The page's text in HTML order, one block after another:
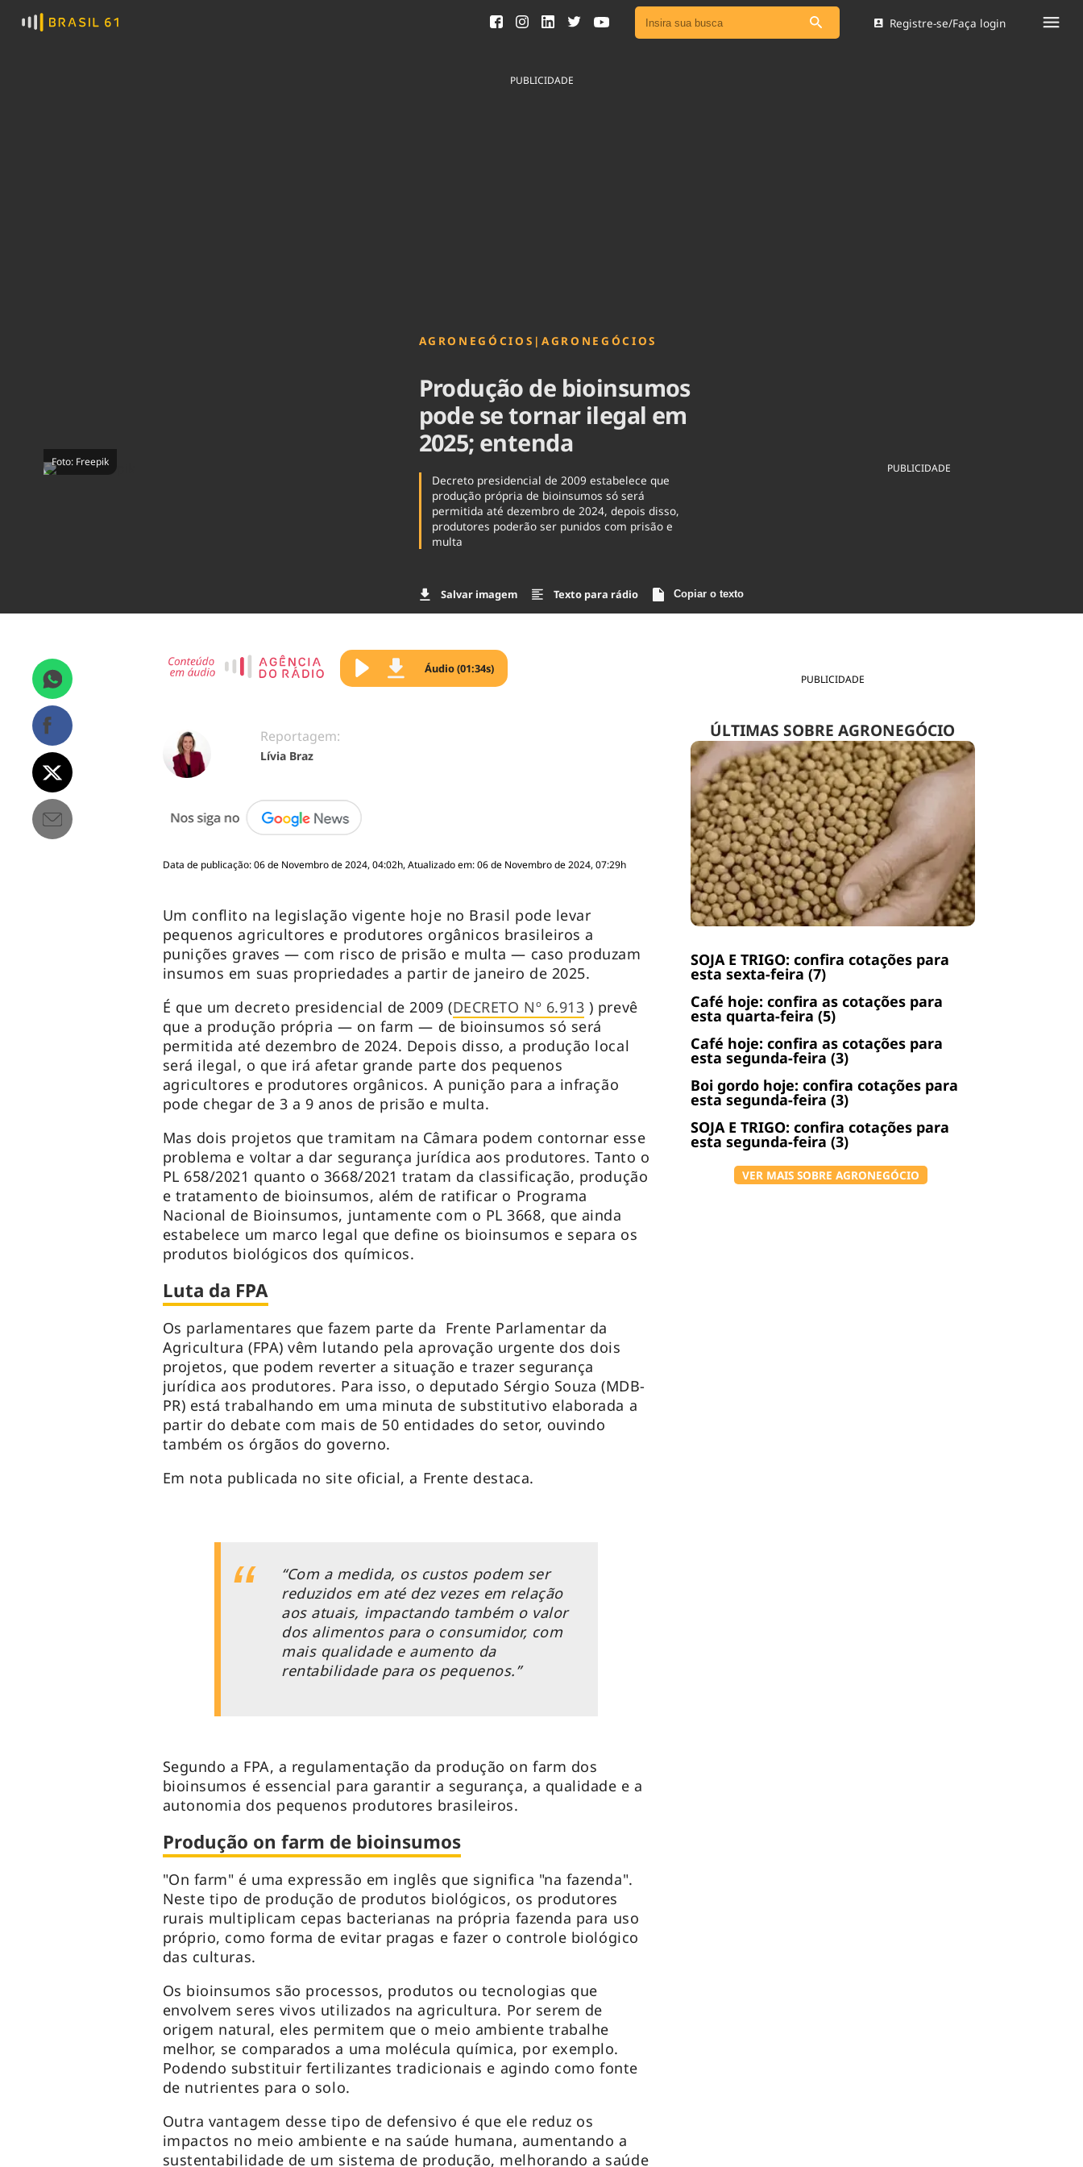
Ver todas as notícias
Brasil
Brasil Mineral
Registre-se/Faça login
PUBLICIDADE
Foto: Freepik
AGRONEGÓCIOS | AGRONEGÓCIOS
Produção de bioinsumos
pode se tornar ilegal em
2025; entenda
Decreto presidencial de 2009 estabelece que
produção própria de bioinsumos só será
permitida até dezembro de 2024, depois disso,
produtores poderão ser punidos com prisão e
multa
Salvar imagem Texto para rádio Copiar o texto
PUBLICIDADE
PUBLICIDADE
ÚLTIMAS SOBRE AGRONEGÓCIO
SOJA E TRIGO: confira cotações para
esta sexta-feira (7)
Café hoje: confira as cotações para
esta quarta-feira (5)
Café hoje: confira as cotações para
esta segunda-feira (3)
Boi gordo hoje: confira cotações para
esta segunda-feira (3)
SOJA E TRIGO: confira cotações para
esta segunda-feira (3)
VER MAIS SOBRE AGRONEGÓCIO
Áudio (01:34s)
Reportagem:
Lívia Braz
Data de publicação: 06 de Novembro de 2024, 04:02h, Atualizado em: 06 de Novembro de 2024, 07:29h
Um conflito na legislação vigente hoje no Brasil pode levar
pequenos agricultores e produtores orgânicos brasileiros a
punições graves — com risco de prisão e multa — caso produzam
insumos em suas propriedades a partir de janeiro de 2025.
É que um decreto presidencial de 2009 (DECRETO Nº 6.913 ) prevê
que a produção própria — on farm — de bioinsumos só será
permitida até dezembro de 2024. Depois disso, a produção local
será ilegal, o que irá afetar grande parte dos pequenos
agricultores e produtores orgânicos. A punição para a infração
pode chegar de 3 a 9 anos de prisão e multa.
Mas dois projetos que tramitam na Câmara podem contornar esse
problema e voltar a dar segurança jurídica aos produtores. Tanto o
PL 658/2021 quanto o 3668/2021 tratam da classificação, produção
e tratamento de bioinsumos, além de ratificar o Programa
Nacional de Bioinsumos, juntamente com o PL 3668, que ainda
estabelece um marco legal que define os bioinsumos e separa os
produtos biológicos dos químicos.
Luta da FPA
Os parlamentares que fazem parte da Frente Parlamentar da
Agricultura (FPA) vêm lutando pela aprovação urgente dos dois
projetos, que podem reverter a situação e trazer segurança
jurídica aos produtores. Para isso, o deputado Sérgio Souza (MDB-
PR) está trabalhando em uma minuta de substitutivo elaborada a
partir do debate com mais de 50 entidades do setor, ouvindo
também os órgãos do governo.
Em nota publicada no site oficial, a Frente destaca.
“Com a medida, os custos podem ser
reduzidos em até dez vezes em relação
aos atuais, impactando também o valor
dos alimentos para o consumidor, com
mais qualidade e aumento da
rentabilidade para os pequenos.”
Segundo a FPA, a regulamentação da produção on farm dos
bioinsumos é essencial para garantir a segurança, a qualidade e a
autonomia dos pequenos produtores brasileiros.
Produção on farm de bioinsumos
"On farm" é uma expressão em inglês que significa "na fazenda".
Neste tipo de produção de produtos biológicos, os produtores
rurais multiplicam cepas bacterianas na própria fazenda para uso
próprio, como forma de evitar pragas e fazer o controle biológico
das culturas.
Os bioinsumos são processos, produtos ou tecnologias que
envolvem seres vivos utilizados na agricultura. Por serem de
origem natural, eles permitem que o meio ambiente trabalhe
melhor, se comparados a uma molécula química, por exemplo.
Podendo substituir fertilizantes tradicionais e agindo como fonte
de nutrientes para o solo.
Outra vantagem desse tipo de defensivo é que ele reduz os
impactos no meio ambiente e na saúde humana, aumentando a
sustentabilidade de um sistema de produção, melhorando a saúde